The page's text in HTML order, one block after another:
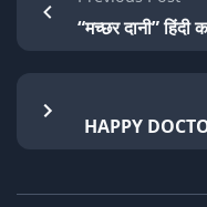
“मच्छर दानी” हिंदी
HAPPY